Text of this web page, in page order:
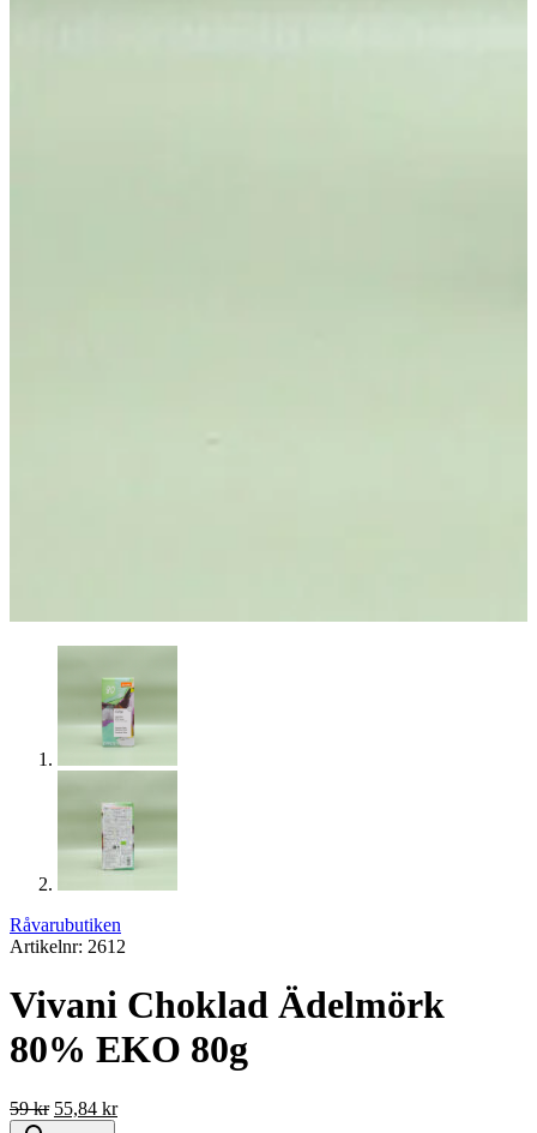
Råvarubutiken
Artikelnr: 2612
Vivani Choklad Ädelmörk
80% EKO 80g
59kr Det
ursprungliga
55,84 krDet